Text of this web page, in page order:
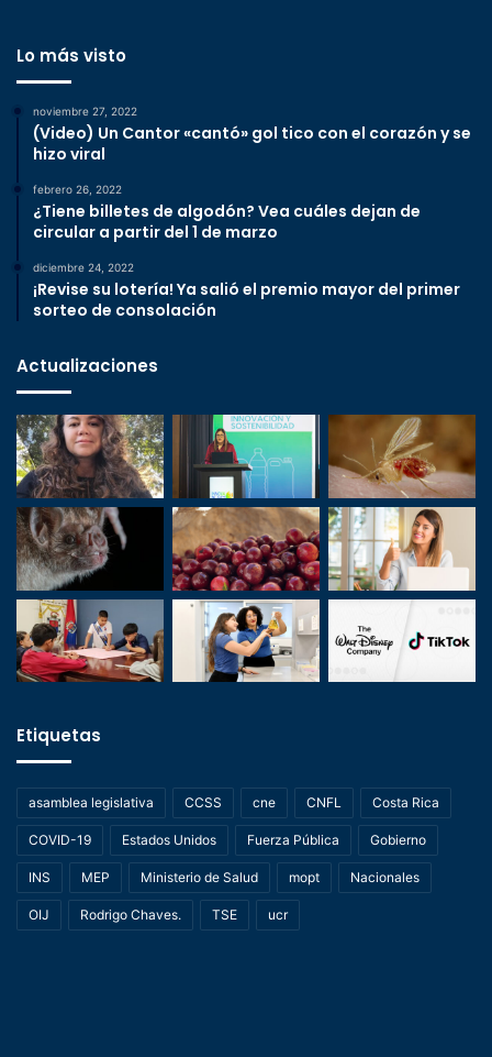
Lo más visto
noviembre 27, 2022
(Video) Un Cantor «cantó» gol tico con el corazón y se
hizo viral
febrero 26, 2022
¿Tiene billetes de algodón? Vea cuáles dejan de
circular a partir del 1 de marzo
diciembre 24, 2022
¡Revise su lotería! Ya salió el premio mayor del primer
sorteo de consolación
Actualizaciones
Etiquetas
asamblea legislativa CCSS cne CNFL Costa Rica
COVID-19 Estados Unidos Fuerza Pública Gobierno
INS MEP Ministerio de Salud mopt Nacionales
OIJ Rodrigo Chaves. TSE ucr